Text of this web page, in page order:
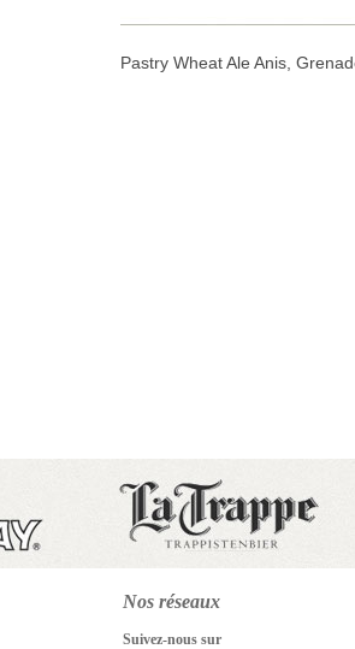
Pastry Wheat Ale Anis,
Nos réseaux
Suivez-nous sur